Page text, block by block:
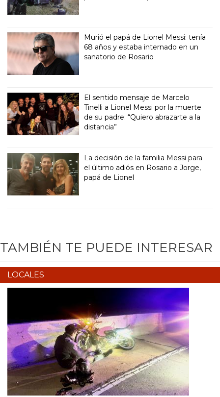
Murió el papá de Lionel Messi: tenía
68 años y estaba internado en un
sanatorio de Rosario
El sentido mensaje de Marcelo
Tinelli a Lionel Messi por la muerte
de su padre: “Quiero abrazarte a la
distancia”
La decisión de la familia Messi para
el último adiós en Rosario a Jorge,
papá de Lionel
TAMBIÉN TE PUEDE INTERESAR
LOCALES